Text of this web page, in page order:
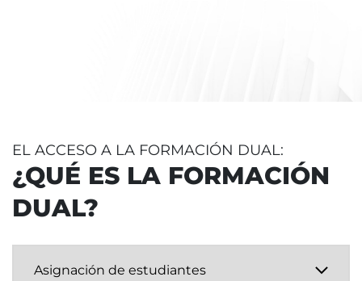
EL ACCESO A LA FORMACIÓN DUAL:
¿QUÉ ES LA FORMACIÓN
DUAL?